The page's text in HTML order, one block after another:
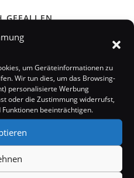
um Geräteinformationen zu
Wir tun dies, um das Browsing-
personalisierte Werbung
oder die Zustimmung widerrufst,
beeinträchtigen.
GEFALLEN